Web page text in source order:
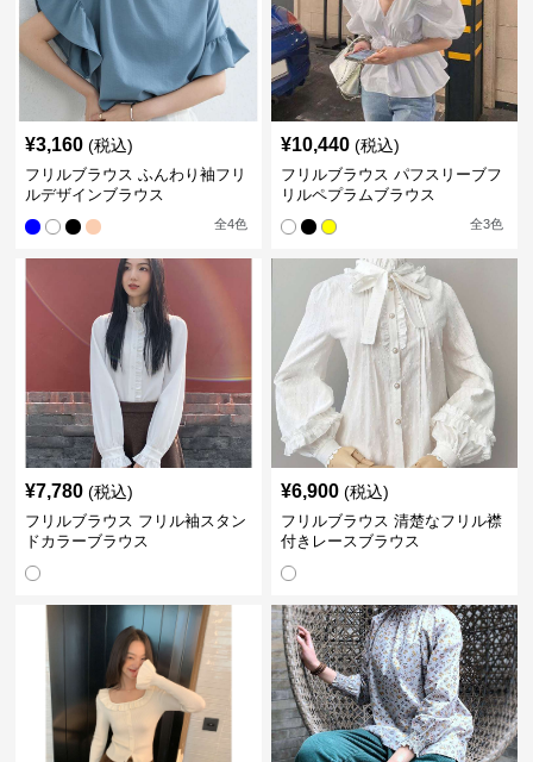
¥3,160 (税込)
フリルブラウス ふんわり袖フリ
ルデザインブラウス
全4色
¥10,440 (税込)
フリルブラウス パフスリーブフ
リルペプラムブラウス
全3色
¥7,780 (税込)
フリルブラウス フリル袖スタン
ドカラーブラウス
¥6,900 (税込)
フリルブラウス 清楚なフリル襟
付きレースブラウス